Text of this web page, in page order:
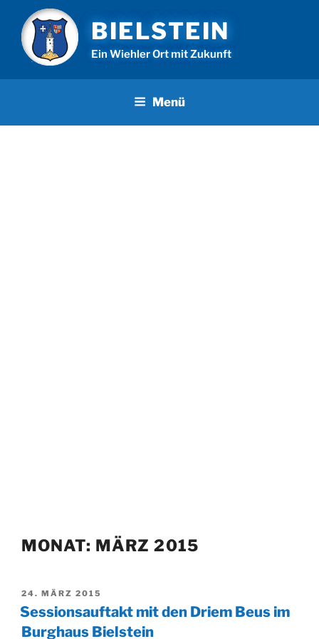
Inhalt
springen
BIELSTEIN
Ein Wiehler Ort mit Zukunft
Menü
MONAT: MÄRZ 2015
VERÖFFENTLICHT
AM
24. MÄRZ 2015
Sessionsauftakt mit den Driem Beus im
Burghaus Bielstein